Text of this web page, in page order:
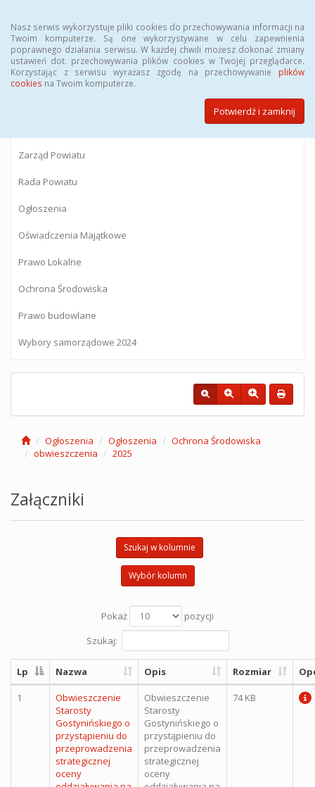
Nasz serwis wykorzystuje pliki cookies do przechowywania informacji na
Twoim komputerze. Są one wykorzystywane w celu zapewnienia
poprawnego działania serwisu. W każdej chwili możesz dokonać zmiany
ustawień dot. przechowywania plików cookies w Twojej przeglądarce.
Korzystając z serwisu wyrażasz zgodę na przechowywanie plików
cookies na Twoim komputerze.
Potwierdź i zamknij
BIULETYN INFORMACJI PUBLICZNEJ
Starostwa Powiatowego w Gostyninie
Zarząd Powiatu
Rada Powiatu
Ogłoszenia
Oświadczenia Majątkowe
Prawo Lokalne
Ochrona Środowiska
Prawo budowlane
Wybory samorządowe 2024
Ogłoszenia Ogłoszenia
Ochrona Środowiska
obwieszczenia
2025
Załączniki
Szukaj w kolumnie
Wybór kolumn
Pokaż
pozycji
Szukaj:
Lp Nazwa Opis Rozmiar
1
Obwieszczenie
Starosty
Gostynińskiego o
przystąpieniu do
przeprowadzenia
strategicznej
oceny
Obwieszczenie
Starosty
Gostynińskiego o
przystąpieniu do
przeprowadzenia
strategicznej
oceny
74 KB